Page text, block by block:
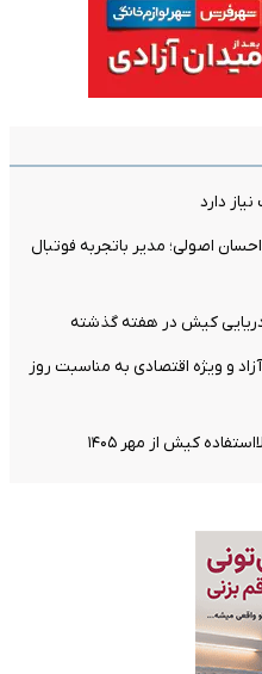
دارد
اصولی؛ مدیر باتجربه فوتبال
و ویژه اقتصادی به مناسبت روز
کیش از مهر ۱۴۰۵